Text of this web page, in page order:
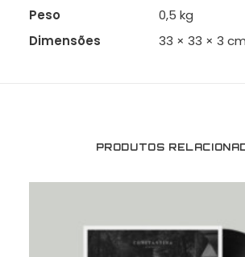
Peso
0,5 kg
Dimensões
33 × 33 × 3 cm
PRODUTOS